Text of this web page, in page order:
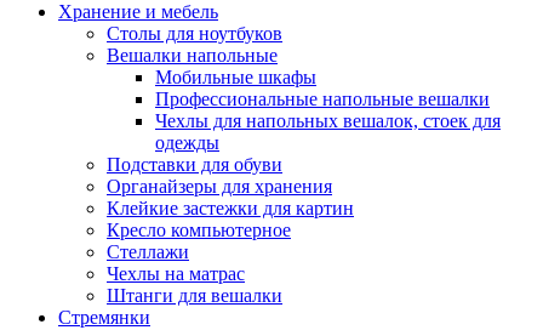
Хранение и мебель
Столы для ноутбуков
Вешалки напольные
Мобильные шкафы
Профессиональные напольные вешалки
Чехлы для напольных вешалок, стоек для
одежды
Подставки для обуви
Органайзеры для хранения
Клейкие застежки для картин
Кресло компьютерное
Стеллажи
Чехлы на матрас
Штанги для вешалки
Стремянки